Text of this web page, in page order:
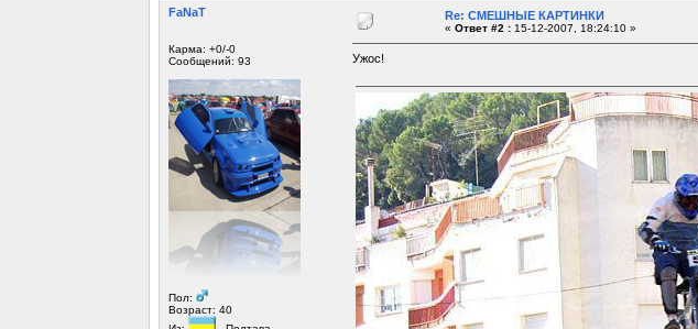
FaNaT
Карма: +0/-0
Сообщений: 93
Пол:
Возраст: 40
Re: СМЕШНЫЕ КАРТИНКИ
« Ответ #2 :15-12-2007, 18:24:10 »
Ужос!